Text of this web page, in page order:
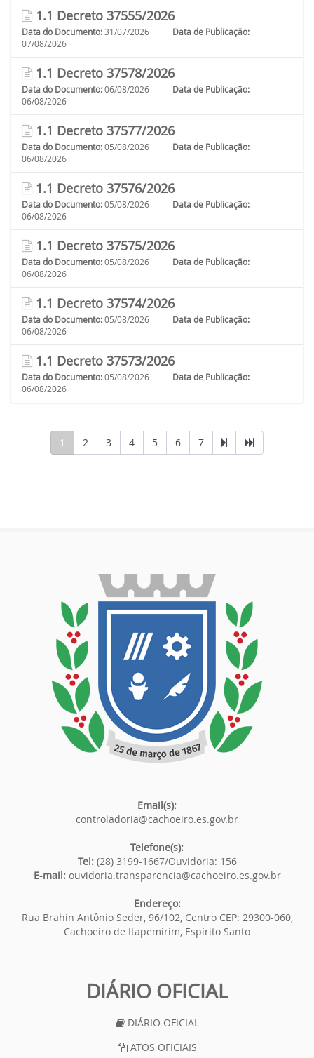
1.1 Decreto 37555/2026
Data do Documento: 31/07/2026
Data de Publicação:
07/08/2026
1.1 Decreto 37578/2026
Data do Documento: 06/08/2026
Data de Publicação:
06/08/2026
1.1 Decreto 37577/2026
Data do Documento: 05/08/2026
Data de Publicação:
06/08/2026
1.1 Decreto 37576/2026
Data do Documento: 05/08/2026
Data de Publicação:
06/08/2026
1.1 Decreto 37575/2026
Data do Documento: 05/08/2026
Data de Publicação:
06/08/2026
1.1 Decreto 37574/2026
Data do Documento: 05/08/2026
Data de Publicação:
06/08/2026
1.1 Decreto 37573/2026
Data do Documento: 05/08/2026
Data de Publicação:
06/08/2026
1 2 3 4 5 6 7
Email(s):
controladoria@cachoeiro.es.gov.br
Telefone(s):
Tel: (28) 3199-1667/Ouvidoria: 156
E-mail: ouvidoria.transparencia@cachoeiro.es.gov.br
Endereço:
Rua Brahin Antônio Seder, 96/102, Centro CEP: 29300-060,
Cachoeiro de Itapemirim, Espírito Santo
DIÁRIO OFICIAL
DIÁRIO OFICIAL
ATOS OFICIAIS